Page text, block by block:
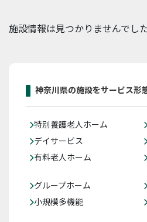
施設情報は見つかりませんでした
神奈川県の施設をサービス形
特別養護老人ホーム
デイサービス
有料老人ホーム
グループホーム
小規模多機能